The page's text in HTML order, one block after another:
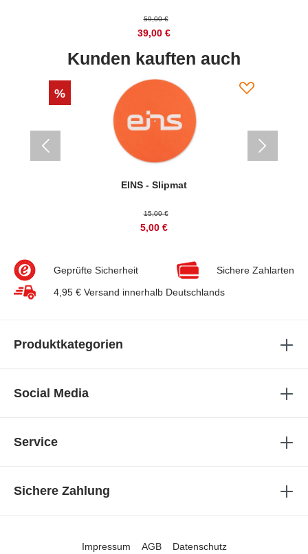
59,00 €
39,00 €
Kunden kauften auch
%
EINS - Slipmat
15,00 €
5,00 €
Geprüfte Sicherheit
Sichere Zahlarten
4,95 € Versand innerhalb Deutschlands
Produktkategorien
Social Media
Service
Sichere Zahlung
Impressum AGB Datenschutz